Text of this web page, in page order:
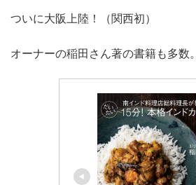
ついに大阪上陸！（関西初）
オーナーの稲田さん著の書籍も多数。